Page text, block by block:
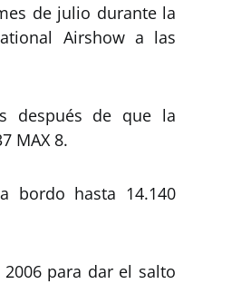
de julio durante la
Airshow a las
después de que la
MAX 8.
bordo hasta 14.140
para dar el salto